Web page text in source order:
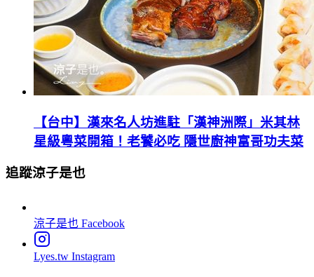
【台中】漢來名人坊進駐「漢神洲際」米其林
星級粵菜開箱！老饕必吃 隱世廚神富哥功夫菜
追蹤涼子是也
涼子是也 Facebook
Lyes.tw Instagram